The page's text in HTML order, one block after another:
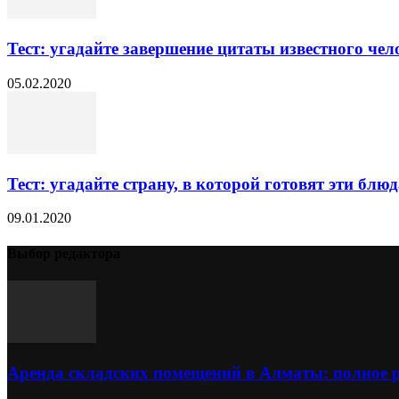
Тест: угадайте завершение цитаты известного
05.02.2020
Тест: угадайте страну, в которой готовят эти
09.01.2020
Аренда складских помещений в Алматы: полное